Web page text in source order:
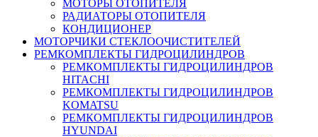
МОТОРЫ ОТОПИТЕЛЯ
РАДИАТОРЫ ОТОПИТЕЛЯ
КОНДИЦИОНЕР
МОТОРЧИКИ СТЕКЛООЧИСТИТЕЛЕЙ
РЕМКОМПЛЕКТЫ ГИДРОЦИЛИНДРОВ
РЕМКОМПЛЕКТЫ ГИДРОЦИЛИНДРОВ
HITACHI
РЕМКОМПЛЕКТЫ ГИДРОЦИЛИНДРОВ
KOMATSU
РЕМКОМПЛЕКТЫ ГИДРОЦИЛИНДРОВ
HYUNDAI